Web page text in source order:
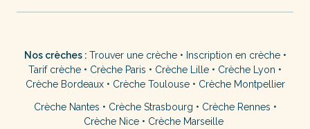
Nos crèches : Trouver une crèche• Inscription en crèche•
Tarif crèche • Crèche Paris • Crèche Lille • Crèche Lyon •
Crèche Bordeaux• Crèche Toulouse• Crèche Montpellier
Crèche Nantes • Crèche Strasbourg • Crèche Rennes •
Crèche Nice • Crèche Marseille